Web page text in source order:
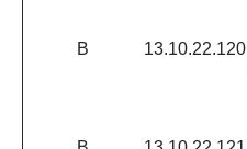
В 13.10.22.120